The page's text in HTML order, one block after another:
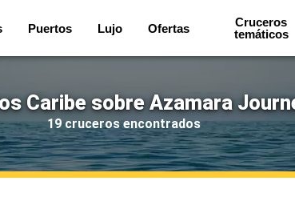
Puertos Lujo Ofertas
Cruceros
temáticos
Caribe sobre Azamara
19 cruceros encontrados